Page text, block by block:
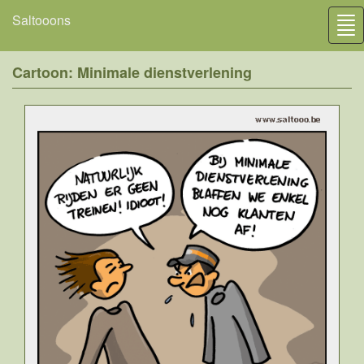
Saltooons
Cartoon: Minimale dienstverlening